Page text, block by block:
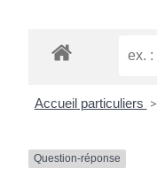
Accueil particuliers >
Question-réponse